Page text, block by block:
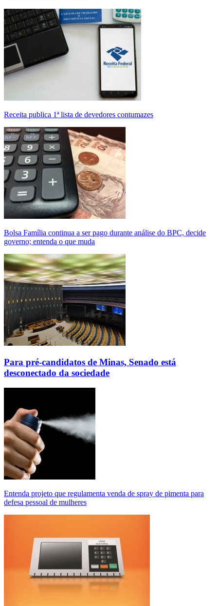
Receita publica 1ª lista de devedores contumazes
Bolsa Família continua a ser pago durante análise do BPC, decide
governo; entenda o que muda
Para pré-candidatos de Minas, Senado está
desconectado da sociedade
Entenda projeto que regulamenta venda de spray de pimenta para
defesa pessoal de mulheres